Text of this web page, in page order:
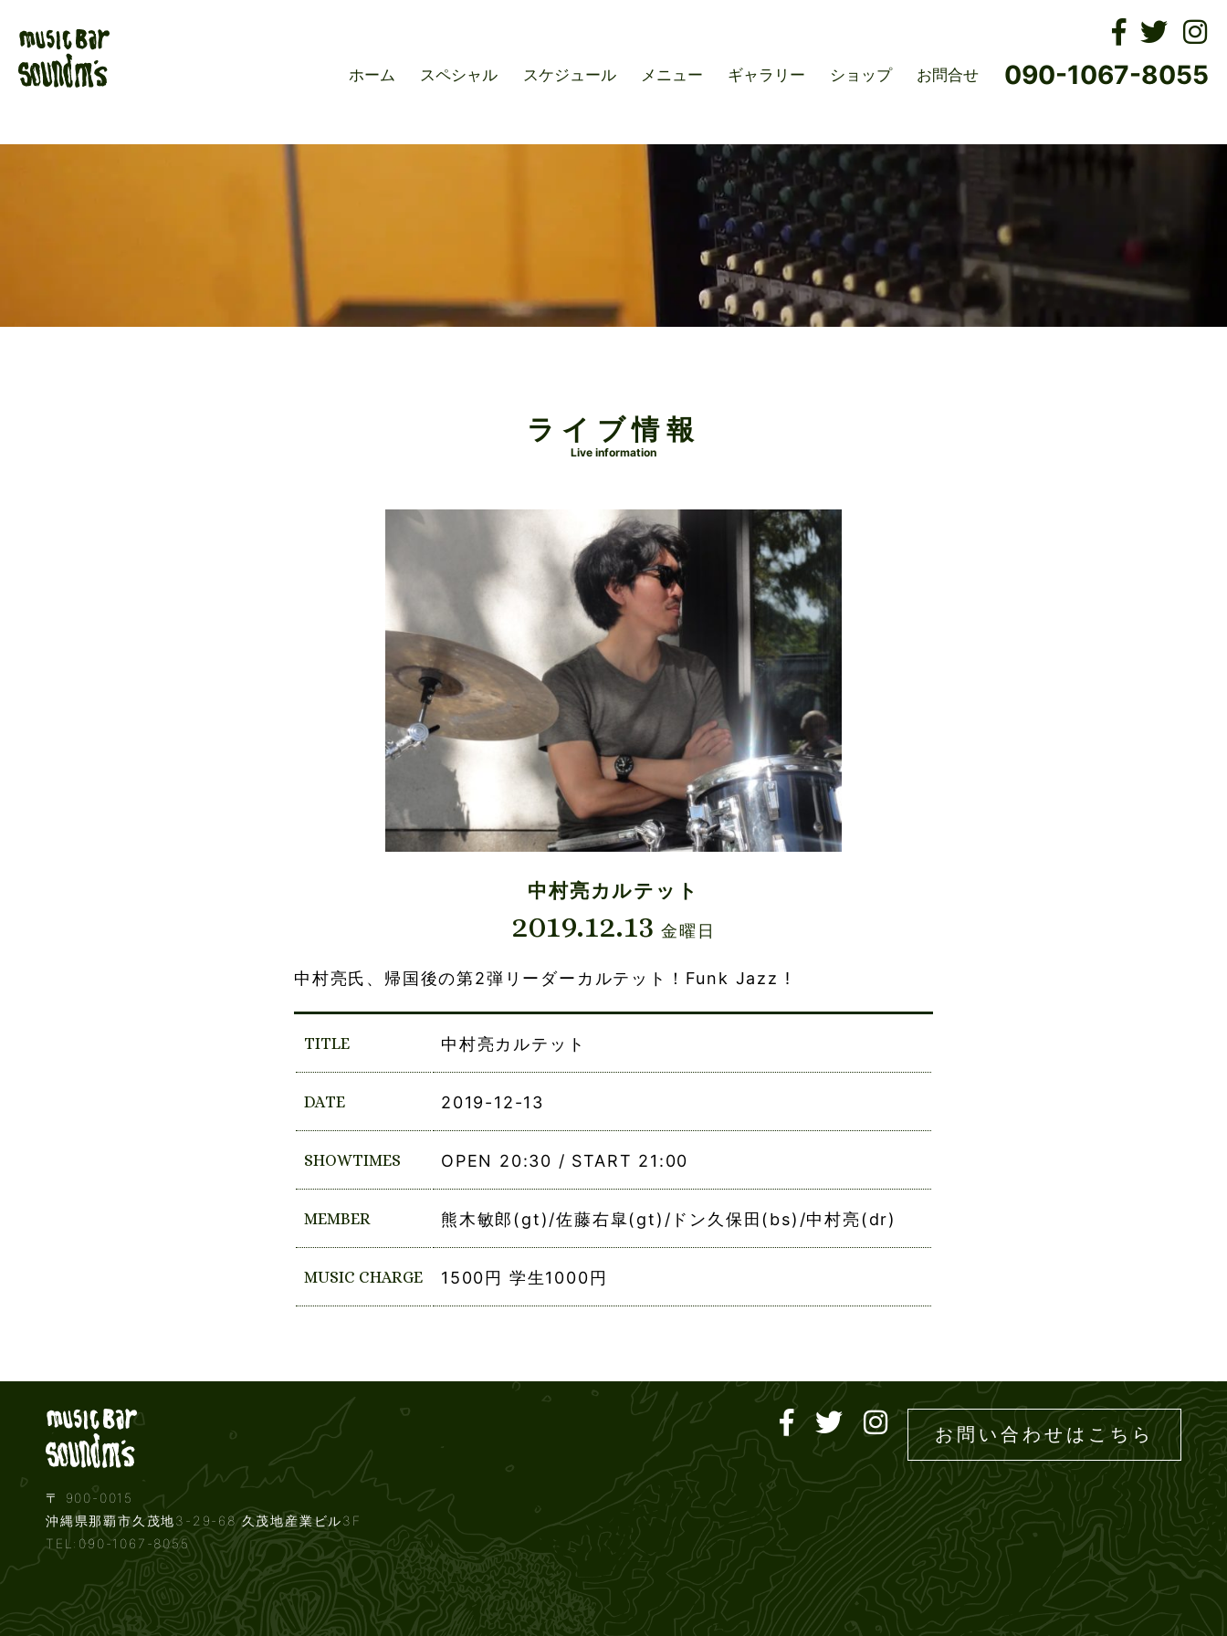
ホーム スペシャル スケジュール メニュー ギャラリー ショップ お問合せ 090-1067-8055
ライブ情報
Live information
中村亮カルテット
2019.12.13 金曜日
中村亮氏、帰国後の第2弾リーダーカルテット！Funk Jazz !
TITLE 中村亮カルテット
DATE 2019-12-13
SHOWTIMES OPEN 20:30 / START 21:00
MEMBER 熊木敏郎(gt)/佐藤右皐(gt)/ドン久保田(bs)/中村亮(dr)
MUSIC CHARGE 1500円 学生1000円
Live music bar SOUND M'S – サウンドエムズ
〒 900-0015
沖縄県那覇市久茂地3-29-68 久茂地産業ビル3F
TEL:090-1067-8055
お問い合わせはこちら